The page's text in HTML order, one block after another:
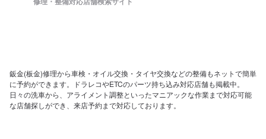
鈑金(板金)修理から車検・オイル交換・タイヤ交換などの整備もネットで簡単
に予約ができます。ドラレコやETCのパーツ持ち込み対応店舗も掲載中。
日々の洗車から、アライメント調整といったマニアックな作業まで対応可能
な店舗探しができ、来店予約まで対応しております。